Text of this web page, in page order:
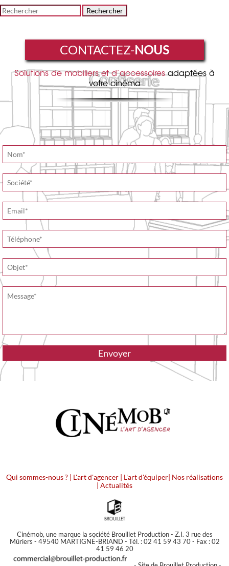
Rechercher
CONTACTEZ-NOUS
Solutions de mobiliers et d’accessoiresadaptées à
votre cinéma
Qui sommes-nous ? | L'art d'agencer | L'art d'équiper| Nos réalisations
| Actualités
Cinémob, une marque la société Brouillet Production - Z.I. 3 rue des
Mûriers - 49540 MARTIGNÉ-BRIAND - Tél. : 02 41 59 43 70 - Fax : 02
41 59 46 20